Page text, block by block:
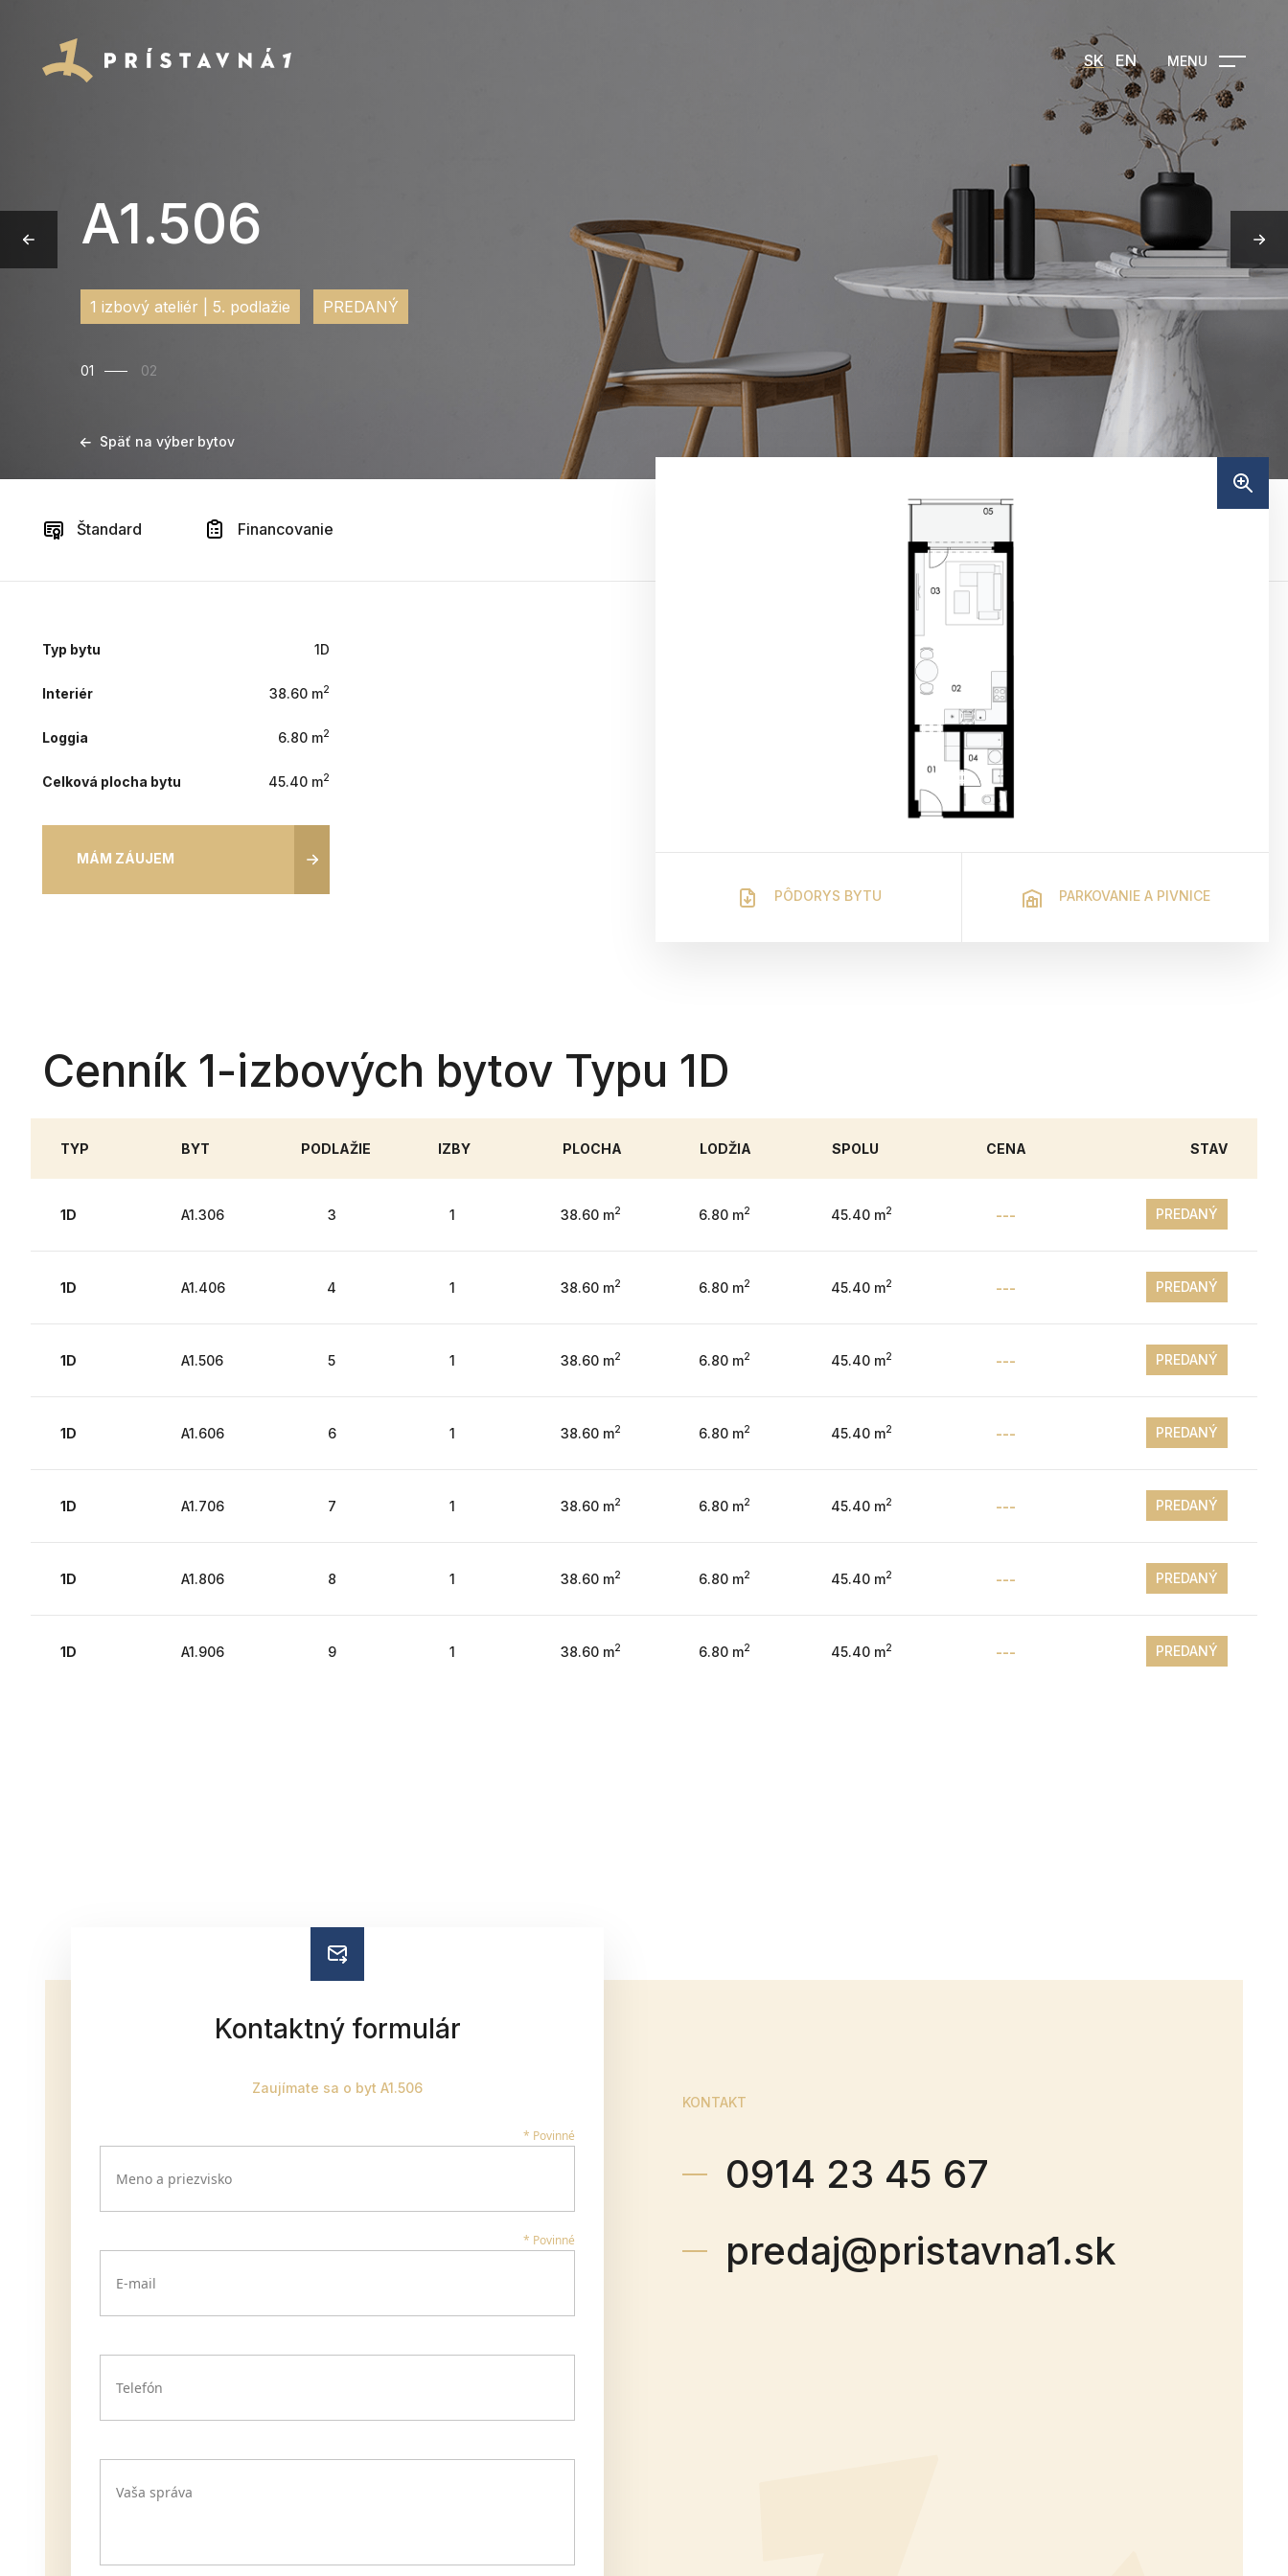
SK EN MENU
A1.506
1 izbový ateliér | 5. podlažie PREDANÝ
01 02
Späť na výber bytov
Štandard Financovanie
Typ bytu 1D
Interiér 38.60 m2
Loggia 6.80 m2
Celková plocha bytu 45.40 m2
MÁM ZÁUJEM
PÔDORYS BYTU PARKOVANIE A PIVNICE
Cenník 1-izbových bytov Typu 1D
TYP BYT PODLAŽIE IZBY PLOCHA LODŽIA SPOLU CENA STAV
1D A1.306 3 1 38.60 m2 6.80 m2 45.40 m2 --- PREDANÝ
1D A1.406 4 1 38.60 m2 6.80 m2 45.40 m2 --- PREDANÝ
1D A1.506 5 1 38.60 m2 6.80 m2 45.40 m2 --- PREDANÝ
1D A1.606 6 1 38.60 m2 6.80 m2 45.40 m2 --- PREDANÝ
1D A1.706 7 1 38.60 m2 6.80 m2 45.40 m2 --- PREDANÝ
1D A1.806 8 1 38.60 m2 6.80 m2 45.40 m2 --- PREDANÝ
1D A1.906 9 1 38.60 m2 6.80 m2 45.40 m2 --- PREDANÝ
Kontaktný formulár
Zaujímate sa o byt A1.506
* Povinné
Meno a priezvisko
* Povinné
E-mail
Telefón
Vaša správa
KONTAKT
0914 23 45 67
predaj@pristavna1.sk